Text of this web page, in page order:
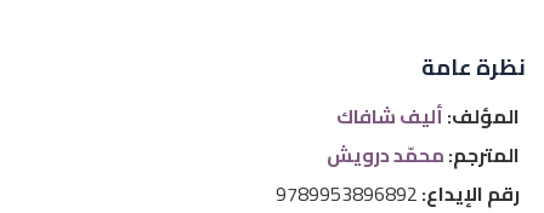
نظرة عامة
المؤلف:أليف شافاك
المترجم:محمّد درويش
رقم الإيداع:9789953896892